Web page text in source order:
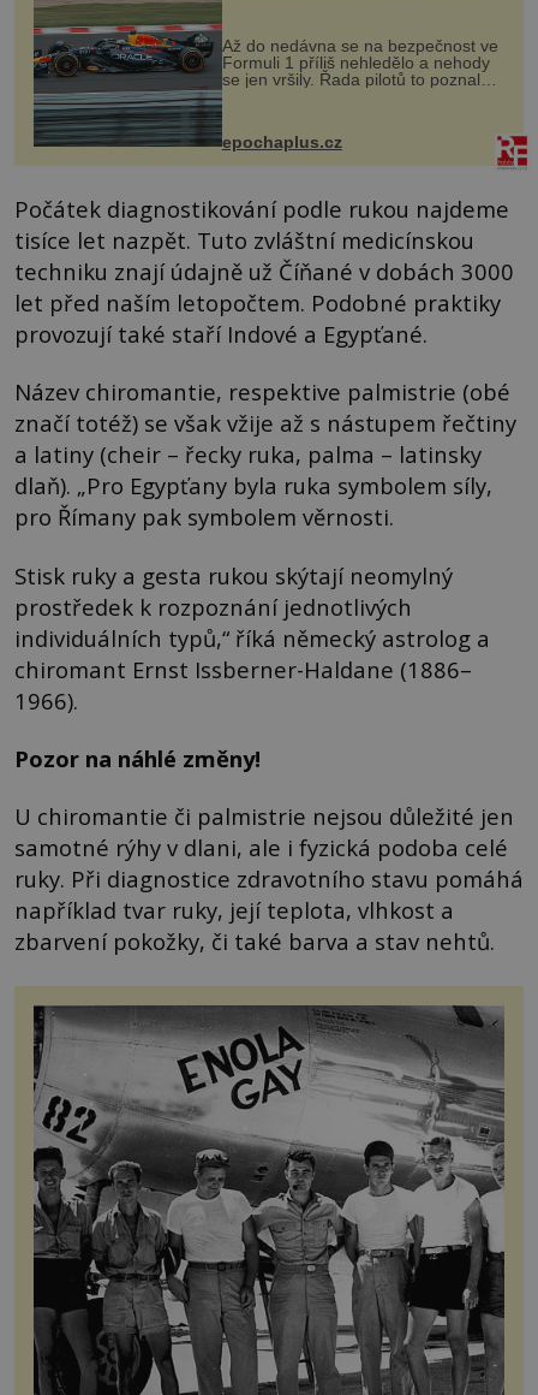
Až do nedávna se na bezpečnost ve
Formuli 1 příliš nehledělo a nehody
se jen vršily. Řada pilotů to poznala
na vlastní kůži, často s trvalými
následky nebo bohužel i ztrátou
života. Dnes nepochopiteln...
epochaplus.cz
Počátek diagnostikování podle rukou najdeme
tisíce let nazpět. Tuto zvláštní medicínskou
techniku znají údajně už Číňané v dobách 3000
let před naším letopočtem. Podobné praktiky
provozují také staří Indové a Egypťané.
Název chiromantie, respektive palmistrie (obé
značí totéž) se však vžije až s nástupem řečtiny
a latiny (cheir – řecky ruka, palma – latinsky
dlaň). „Pro Egypťany byla ruka symbolem síly,
pro Římany pak symbolem věrnosti.
Stisk ruky a gesta rukou skýtají neomylný
prostředek k rozpoznání jednotlivých
individuálních typů,“ říká německý astrolog a
chiromant Ernst Issberner-Haldane (1886–
1966).
Pozor na náhlé změny!
U chiromantie či palmistrie nejsou důležité jen
samotné rýhy v dlani, ale i fyzická podoba celé
ruky. Při diagnostice zdravotního stavu pomáhá
například tvar ruky, její teplota, vlhkost a
zbarvení pokožky, či také barva a stav nehtů.